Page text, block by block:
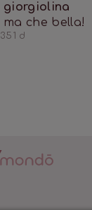
giorgiolina
ma che bella!
351 d